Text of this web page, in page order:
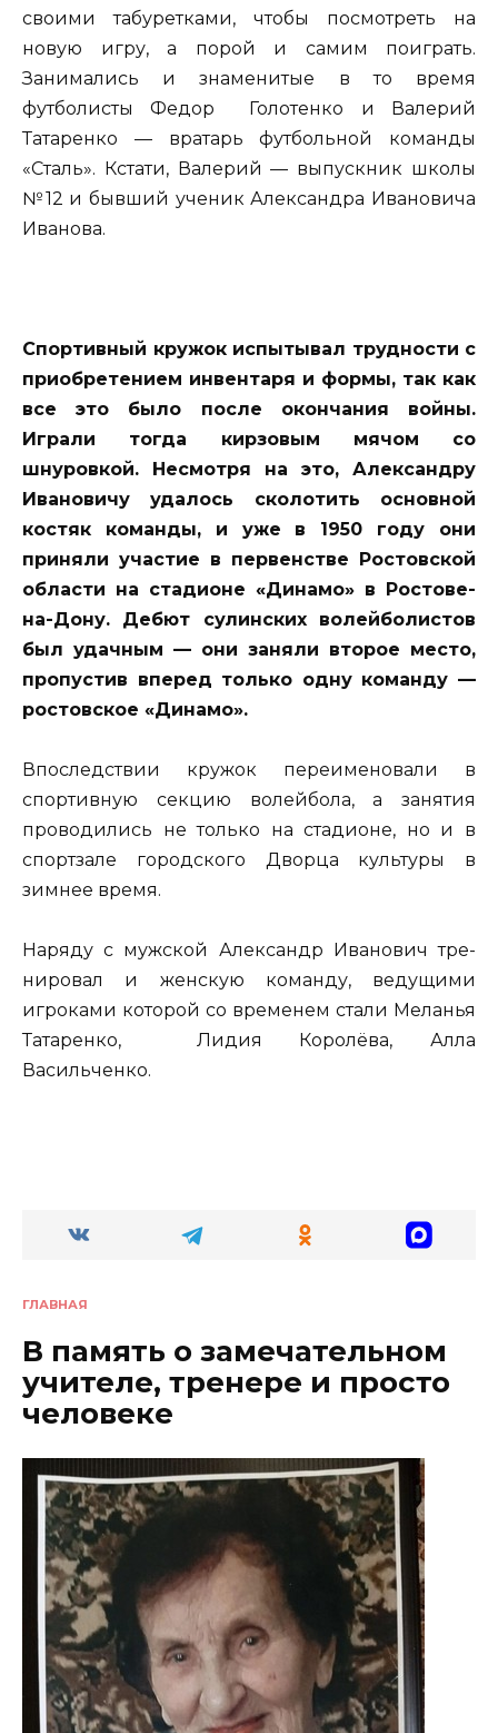
своими табуретками, чтобы посмотреть на
новую игру, а порой и самим поиграть.
Занимались и знаменитые в то время
футболисты Федор Голотенко и Валерий
Татаренко — вратарь футбольной команды
«Сталь». Кстати, Валерий — выпускник школы
№12 и бывший ученик Александра Ивановича
Иванова.
Спортивный кружок испыты­вал трудности с
приобретени­ем инвентаря и формы, так как
все это было после окончания войны.
Играли тогда кирзовым мячом со
шнуровкой. Несмот­ря на это, Александру
Ивано­вичу удалось сколотить основ­ной
костяк команды, и уже в 1950 году они
приняли участие в первенстве Ростовской
обла­сти на стадионе «Динамо» в Ро­стове-
на-Дону. Дебют сулинских волейболистов
был удачным — они заняли второе место,
про­пустив вперед только одну ко­манду —
ростовское «Динамо».
Впоследствии кружок переименовали в
спортивную секцию волей­бола, а занятия
проводились не только на стадионе, но и в
спортза­ле городского Дворца культуры в
зимнее время.
Наряду с мужской Александр Иванович тре­
нировал и женскую команду, ведущими
игрока­ми которой со временем стали Меланья
Татаренко, Лидия Королёва, Алла
Васильченко.
ГЛАВНАЯ
В память о замечательном
учителе, тренере и просто
человеке